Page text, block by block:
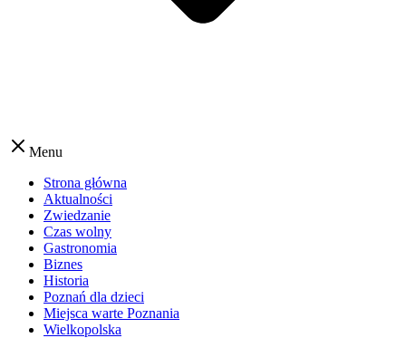
Menu
Strona główna
Aktualności
Zwiedzanie
Czas wolny
Gastronomia
Biznes
Historia
Poznań dla dzieci
Miejsca warte Poznania
Wielkopolska